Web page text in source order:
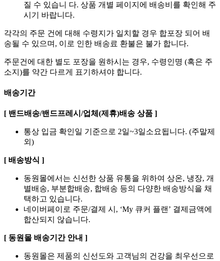
질 수 있습니 다. 상품 개별 페이지에 배송비를 확인해 주
시기 바랍니다.
각각의 주문 건에 대해 수령지가 일치할 경우 합포장 되어 배
송될 수 있으며, 이로 인한 배송료 환불은 불가 합니다.
주문건에 대한 별도 포장을 원하시는 경우, 수령인명 (혹은 주
소지)를 약간 다르게 표기하셔야 합니다.
배송기간
[ 밴드배송/밴드프레시/업체(제휴)배송 상품 ]
통상 입금 확인일 기준으로 2일~3일소요됩니다. (주말제
외)
[ 배송방식 ]
동원몰에서는 신선한 상품 유통을 위하여 상온, 냉장, 개
별배송, 부분합배송, 합배송 등의 다양한 배송방식을 채
택하고 있습니다.
네이버페이로 주문/결제 시, ‘My 큐커 플랜’ 결제금액에
합산되지 않습니다.
[ 동원몰 배송기간 안내 ]
동원몰은 제품의 신선도와 고객님의 건강을 최우선으로